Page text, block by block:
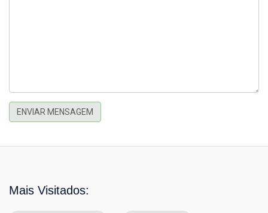
ENVIAR MENSAGEM
Mais Visitados: